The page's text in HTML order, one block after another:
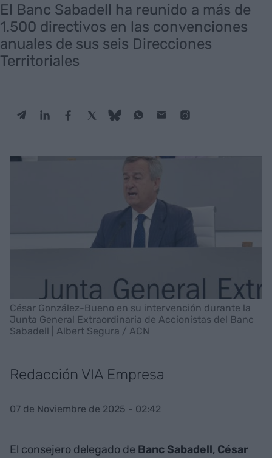
El Banc Sabadell ha reunido a más de
1.500 directivos en las convenciones
anuales de sus seis Direcciones
Territoriales
César González-Bueno en su intervención durante la
Junta General Extraordinaria de Accionistas del Banc
Sabadell | Albert Segura / ACN
Redacción VIA Empresa
07 de Noviembre de 2025 - 02:42
El consejero delegado de Banc Sabadell, César